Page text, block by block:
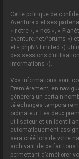
Cette politique de
Aventure » et ses
« notre », « nos », «
aventure.net/forums »)
et « phpBB Limited »)
des sessions
informations »).
Vos informations sont
Premièrement, en
génèrera un certain
téléchargés
ordinateur. Les deux
utilisateur et un
automatiquement
sera créé lors de votre
archivant de ce fait tous
permettant d’améliorer